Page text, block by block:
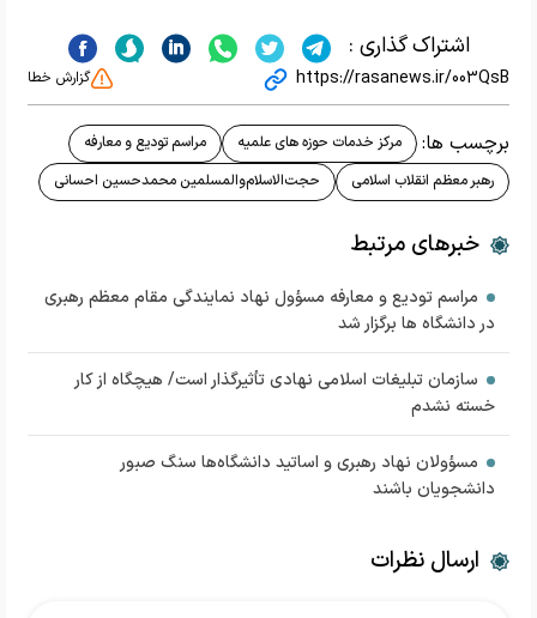
اشتراک گذاری :
https://rasanews.ir/003QsB گزارش خطا
برچسب ها: مرکز خدمات حوزه های علمیه
مراسم تودیع و معارفه
رهبر معظم انقلاب اسلامی
حجت‌الاسلام‌والمسلمین محمدحسین احسانی
خبرهای مرتبط
مراسم تودیع و معارفه مسؤول نهاد نمایندگی مقام معظم رهبری
در دانشگاه ها برگزار شد
سازمان تبلیغات اسلامی نهادی تأثیرگذار است/ هیچگاه از کار
خسته نشدم
مسؤولان نهاد رهبری و اساتید دانشگاه‌ها سنگ صبور
دانشجویان باشند
ارسال نظرات